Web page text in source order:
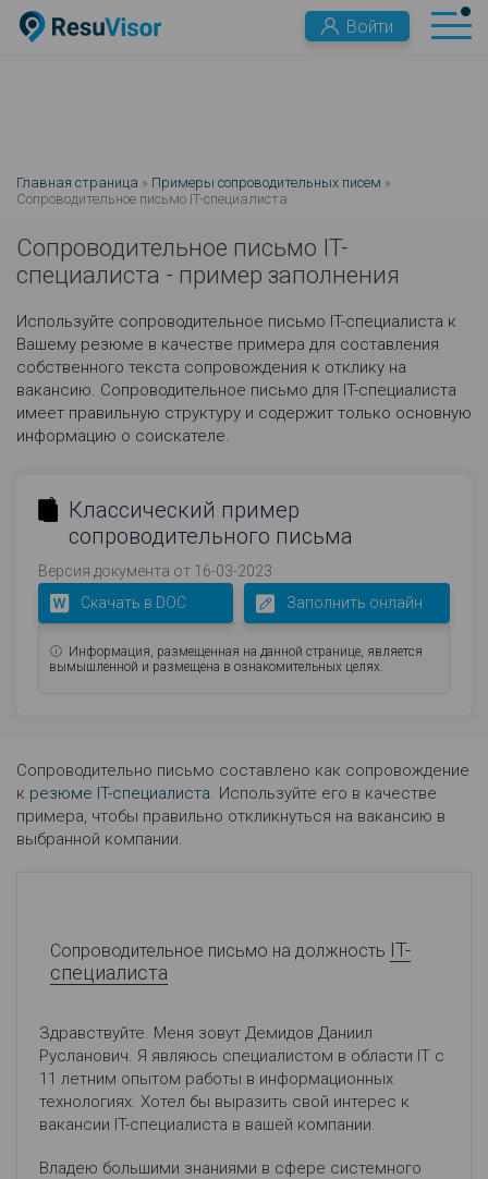
Войти
Главная страница » Примеры сопроводительных писем »
Сопроводительное письмо IT-специалиста
Сопроводительное письмо IT-
специалиста - пример заполнения
Используйте сопроводительное письмо IT-специалиста к
Вашему резюме в качестве примера для составления
собственного текста сопровождения к отклику на
вакансию. Сопроводительное письмо для IT-специалиста
имеет правильную структуру и содержит только основную
информацию о соискателе.
Классический пример
сопроводительного письма
Версия документа от 16-03-2023
Скачать в DOC
Заполнить онлайн
Информация, размещенная на данной странице, является
вымышленной и размещена в ознакомительных целях.
Сопроводительно письмо составлено как сопровождение
к резюме IT-специалиста. Используйте его в качестве
примера, чтобы правильно откликнуться на вакансию в
выбранной компании.
Сопроводительное письмо на должность IT-
специалиста
Здравствуйте. Меня зовут Демидов Даниил
Русланович. Я являюсь специалистом в области IT с
11 летним опытом работы в информационных
технологиях. Хотел бы выразить свой интерес к
вакансии IT-специалиста в вашей компании.
Владею большими знаниями в сфере системного